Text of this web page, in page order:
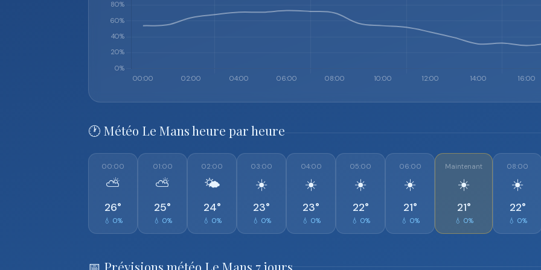
🕐 Météo Le Mans heure par heure
00:00
⛅
26°
💧 0%
01:00
⛅
25°
💧 0%
02:00
🌤️
24°
💧 0%
03:00
☀️
23°
💧 0%
04:00
☀️
23°
💧 0%
05:00
☀️
22°
💧 0%
06:00
☀️
21°
💧 0%
Maintenant
☀️
21°
💧 0%
08:00
☀️
22°
💧 0%
📅 Prévisions météo Le Mans 7 jours